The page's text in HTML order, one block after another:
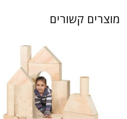
מוצרים קשורים